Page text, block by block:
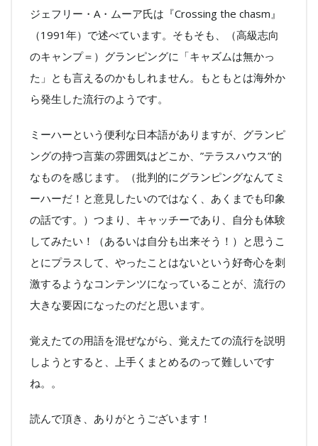
ジェフリー・A・ムーア氏は『Crossing the chasm』
（1991年）で述べています。そもそも、（高級志向
のキャンプ＝）グランピングに「キャズムは無かっ
た」とも言えるのかもしれません。もともとは海外か
ら発生した流行のようです。
ミーハーという便利な日本語がありますが、グランピ
ングの持つ言葉の雰囲気はどこか、”テラスハウス”的
なものを感じます。（批判的にグランピングなんてミ
ーハーだ！と意見したいのではなく、あくまでも印象
の話です。）つまり、キャッチーであり、自分も体験
してみたい！（あるいは自分も出来そう！）と思うこ
とにプラスして、やったことはないという好奇心を刺
激するようなコンテンツになっていることが、流行の
大きな要因になったのだと思います。
覚えたての用語を混ぜながら、覚えたての流行を説明
しようとすると、上手くまとめるのって難しいです
ね。。
読んで頂き、ありがとうございます！